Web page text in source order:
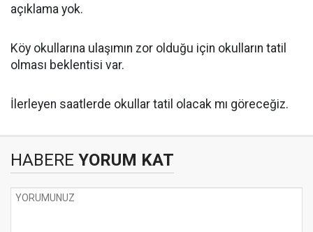
açıklama yok.
Köy okullarına ulaşımın zor olduğu için okulların tatil
olması beklentisi var.
İlerleyen saatlerde okullar tatil olacak mı göreceğiz.
HABERE YORUM KAT